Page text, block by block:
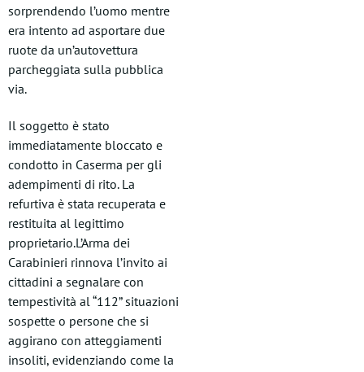
sorprendendo l’uomo mentre
era intento ad asportare due
ruote da un’autovettura
parcheggiata sulla pubblica
via.
Il soggetto è stato
immediatamente bloccato e
condotto in Caserma per gli
adempimenti di rito. La
refurtiva è stata recuperata e
restituita al legittimo
proprietario.L’Arma dei
Carabinieri rinnova l’invito ai
cittadini a segnalare con
tempestività al “112” situazioni
sospette o persone che si
aggirano con atteggiamenti
insoliti, evidenziando come la